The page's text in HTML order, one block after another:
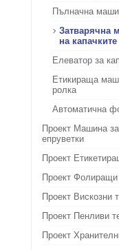
Пълначна
Затварячна
на капачките
Елеватор за
Етикираща
ролка
Автоматична
Проект Машина
епруветки
Проект
Проект
Проект Вискозни
Проект Пенливи
Проект